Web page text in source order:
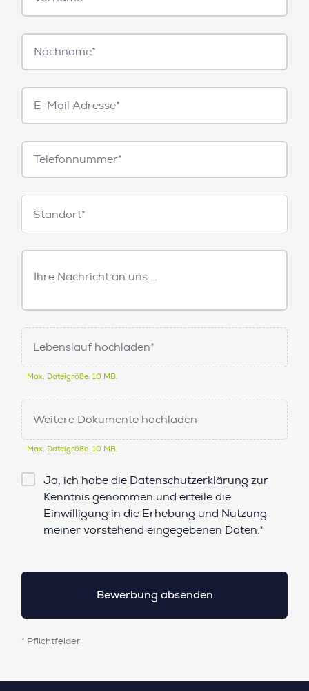
Nachname*
E-
Mail*
Telefonnummer
Standorte
Standort*
Freitext
Nachricht
Lebenslauf hochladen*
Max. Dateigröße: 10 MB.
Weitere Dokumente hochladen
Max. Dateigröße: 10 MB.
Checkbox
Datenschutz*
Ja, ich habe die Datenschutzerklärung zur
Kenntnis genommen und erteile die
Einwilligung in die Erhebung und Nutzung
meiner vorstehend eingegebenen Daten.*
* Pflichtfelder